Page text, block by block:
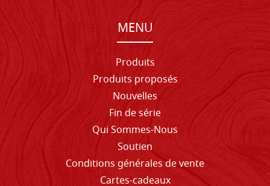
MENU
Produits
Produits proposés
Nouvelles
Fin de série
Qui Sommes-Nous
Soutien
Conditions générales de vente
Cartes-cadeaux